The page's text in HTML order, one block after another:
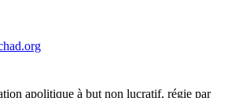
apolitique à but non lucratif, régie par